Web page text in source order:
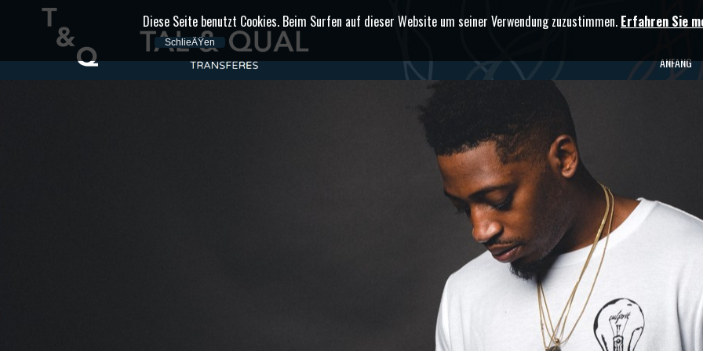
ANFANG
Diese Seite benutzt Cookies. Beim Surfen auf dieser Website um seiner Verwendung zuzustimmen. Erfahren Sie